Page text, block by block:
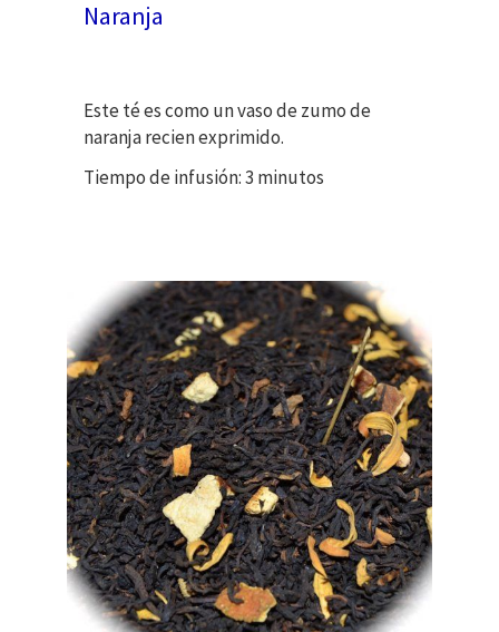
Naranja
Este té es como un vaso de zumo de
naranja recien exprimido.
Tiempo de infusión: 3 minutos